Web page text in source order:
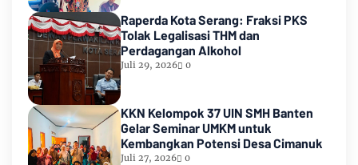
Raperda Kota Serang: Fraksi PKS
Tolak Legalisasi THM dan
Perdagangan Alkohol
Juli 29, 2026 0
KKN Kelompok 37 UIN SMH Banten
Gelar Seminar UMKM untuk
Kembangkan Potensi Desa Cimanuk
Juli 27, 2026 0